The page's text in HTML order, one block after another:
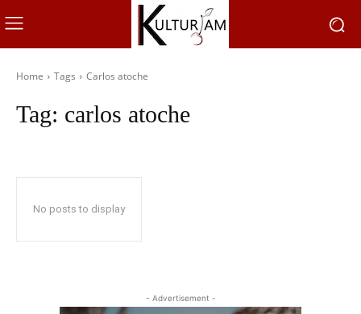
Home Tags Carlos atoche
Tag: carlos atoche
No posts to display
- Advertisement -